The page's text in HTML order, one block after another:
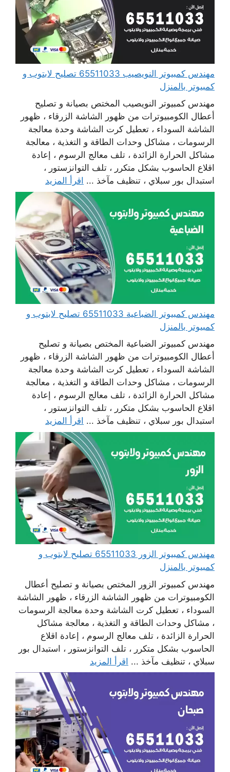
مهندس كمبيوتر النويصيب 65511033 تصليح لابتوب و
كمبيوتر بالمنزل
مهندس كمبيوتر النويصيب المختص بصيانة و تصليح
أعطال الكومبيوترات من ظهور الشاشة الزرقاء ، ظهور
الشاشة السوداء ، تعطيل كرت الشاشة وحدة معالجة
الرسومات ، مشاكل وحدات الطاقة و التغذية ، معالجة
مشاكل الحرارة الزائدة ، تلف معالج الرسوم ، إعادة
اقلاع الحاسوب بشكل متكرر ، تلف التوانزستور ،
استبدال بور سبلاي ، تنظيف مآخذ ... اقرأ المزيد
مهندس كمبيوتر الضباعية 65511033 تصليح لابتوب و
كمبيوتر بالمنزل
مهندس كمبيوتر الضباعية المختص بصيانة و تصليح
أعطال الكومبيوترات من ظهور الشاشة الزرقاء ، ظهور
الشاشة السوداء ، تعطيل كرت الشاشة وحدة معالجة
الرسومات ، مشاكل وحدات الطاقة و التغذية ، معالجة
مشاكل الحرارة الزائدة ، تلف معالج الرسوم ، إعادة
اقلاع الحاسوب بشكل متكرر ، تلف التوانزستور ،
استبدال بور سبلاي ، تنظيف مآخذ ... اقرأ المزيد
مهندس كمبيوتر الزور 65511033 تصليح لابتوب و
كمبيوتر بالمنزل
مهندس كمبيوتر الزور المختص بصيانة و تصليح أعطال
الكومبيوترات من ظهور الشاشة الزرقاء ، ظهور الشاشة
السوداء ، تعطيل كرت الشاشة وحدة معالجة الرسومات
، مشاكل وحدات الطاقة و التغذية ، معالجة مشاكل
الحرارة الزائدة ، تلف معالج الرسوم ، إعادة اقلاع
الحاسوب بشكل متكرر ، تلف التوانزستور ، استبدال بور
سبلاي ، تنظيف مآخذ ... اقرأ المزيد